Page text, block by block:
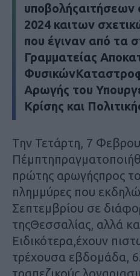
υποβολήςαιτήσεων
2024 καιτων
που έγιναν από τα
Γραμματείας
Αρωγής του
Κρίσης και
Την Τετάρτη, 7
πρώτης αρωγήςπρος
πλημμύρες που
Σεπτεμβρίου σε
τηςΘεσσαλίας, αλλά
Ειδικότερα,έχουν
τρέχουσα εβδομάδα,
τραπεζικούς